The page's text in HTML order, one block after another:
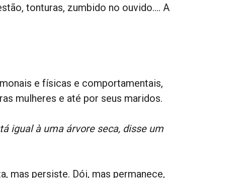
tonturas, zumbido no ouvido…. A
e físicas e comportamentais,
mulheres e até por seus maridos.
igual à uma árvore seca, disse um
mas persiste. Dói, mas permanece,